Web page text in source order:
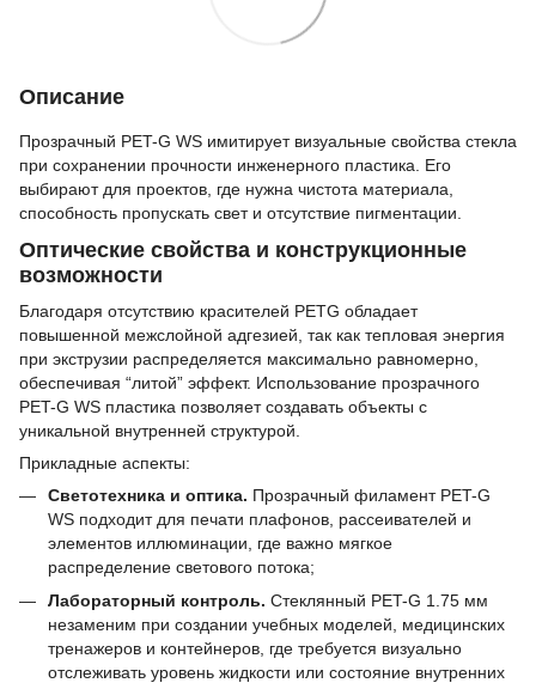
Описание
Прозрачный PET-G WS имитирует визуальные свойства стекла
при сохранении прочности инженерного пластика. Его
выбирают для проектов, где нужна чистота материала,
способность пропускать свет и отсутствие пигментации.
Оптические свойства и конструкционные
возможности
Благодаря отсутствию красителей PETG обладает
повышенной межслойной адгезией, так как тепловая энергия
при экструзии распределяется максимально равномерно,
обеспечивая “литой” эффект. Использование прозрачного
PET-G WS пластика позволяет создавать объекты с
уникальной внутренней структурой.
Прикладные аспекты:
Светотехника и оптика. Прозрачный филамент PET-G
WS подходит для печати плафонов, рассеивателей и
элементов иллюминации, где важно мягкое
распределение светового потока;
Лабораторный контроль. Стеклянный PET-G 1.75 мм
незаменим при создании учебных моделей, медицинских
тренажеров и контейнеров, где требуется визуально
отслеживать уровень жидкости или состояние внутренних